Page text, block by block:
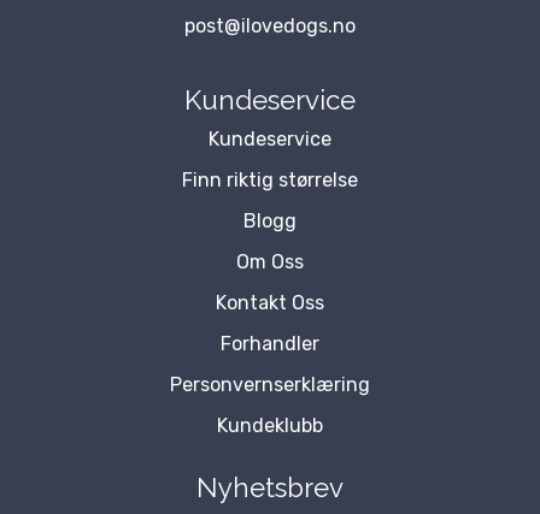
post@ilovedogs.no
Kundeservice
Kundeservice
Finn riktig størrelse
Blogg
Om Oss
Kontakt Oss
Forhandler
Personvernserklæring
Kundeklubb
Nyhetsbrev